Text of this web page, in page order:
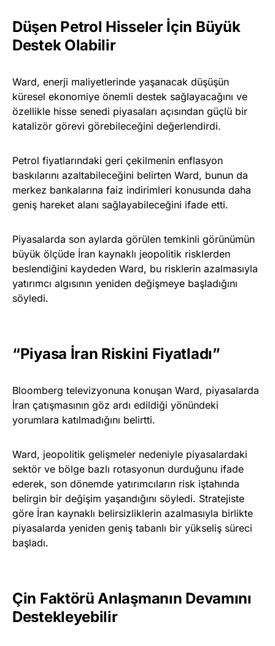
Düşen Petrol Hisseler İçin Büyük
Destek Olabilir
Ward, enerji maliyetlerinde yaşanacak düşüşün
küresel ekonomiye önemli destek sağlayacağını ve
özellikle hisse senedi piyasaları açısından güçlü bir
katalizör görevi görebileceğini değerlendirdi.
Petrol fiyatlarındaki geri çekilmenin enflasyon
baskılarını azaltabileceğini belirten Ward, bunun da
merkez bankalarına faiz indirimleri konusunda daha
geniş hareket alanı sağlayabileceğini ifade etti.
Piyasalarda son aylarda görülen temkinli görünümün
büyük ölçüde İran kaynaklı jeopolitik risklerden
beslendiğini kaydeden Ward, bu risklerin azalmasıyla
yatırımcı algısının yeniden değişmeye başladığını
söyledi.
“Piyasa İran Riskini Fiyatladı”
Bloomberg televizyonuna konuşan Ward, piyasalarda
İran çatışmasının göz ardı edildiği yönündeki
yorumlara katılmadığını belirtti.
Ward, jeopolitik gelişmeler nedeniyle piyasalardaki
sektör ve bölge bazlı rotasyonun durduğunu ifade
ederek, son dönemde yatırımcıların risk iştahında
belirgin bir değişim yaşandığını söyledi. Stratejiste
göre İran kaynaklı belirsizliklerin azalmasıyla birlikte
piyasalarda yeniden geniş tabanlı bir yükseliş süreci
başladı.
Çin Faktörü Anlaşmanın Devamını
Destekleyebilir